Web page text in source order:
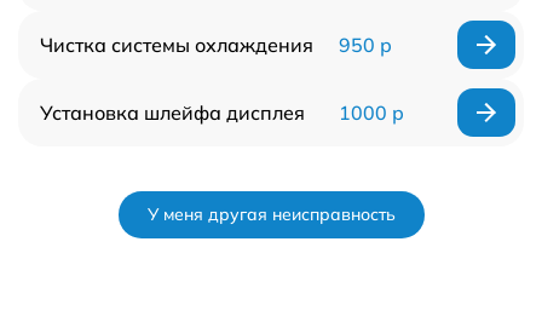
Чистка системы охлаждения 950 р
Установка шлейфа дисплея 1000 р
У меня другая неисправность